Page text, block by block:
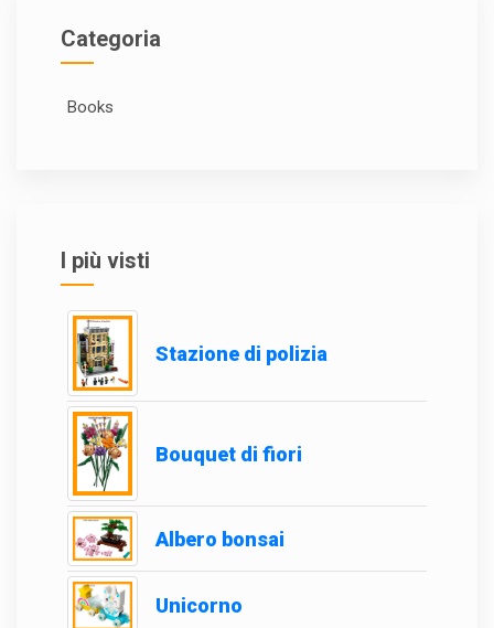
Categoria
Books
I più visti
Stazione di polizia
Bouquet di fiori
Albero bonsai
Unicorno